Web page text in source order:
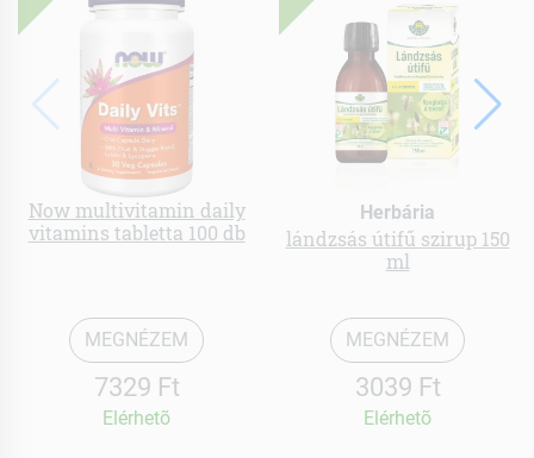
Now multivitamin daily
vitamins tabletta 100 db
MEGNÉZEM
7329 Ft
Elérhetõ
Herbária
lándzsás útifű szirup 150
ml
MEGNÉZEM
3039 Ft
Elérhetõ